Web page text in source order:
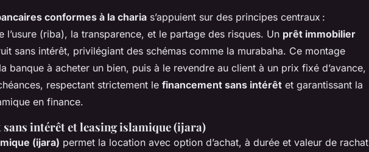
conformes à la charia s’appuient sur des principes centraux :
l’usure (riba), la transparence, et le partage des risques. Un prêt immobilier
sans intérêt, privilégiant des schémas comme la murabaha. Ce montage
banque à acheter un bien, puis à le revendre au client à un prix fixé d’avance,
respectant strictement le financement sans intérêt et garantissant la
en finance.
sans intérêt et leasing islamique (ijara)
(ijara) permet la location avec option d’achat, à durée et valeur de rachat